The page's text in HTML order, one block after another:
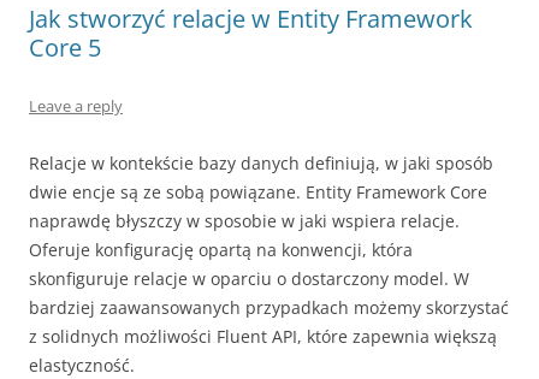
Jak stworzyć relacje w Entity Framework
Core 5
Leave a reply
Relacje w kontekście bazy danych definiują, w jaki sposób
dwie encje są ze sobą powiązane. Entity Framework Core
naprawdę błyszczy w sposobie w jaki wspiera relacje.
Oferuje konfigurację opartą na konwencji, która
skonfiguruje relacje w oparciu o dostarczony model. W
bardziej zaawansowanych przypadkach możemy skorzystać
z solidnych możliwości Fluent API, które zapewnia większą
elastyczność.